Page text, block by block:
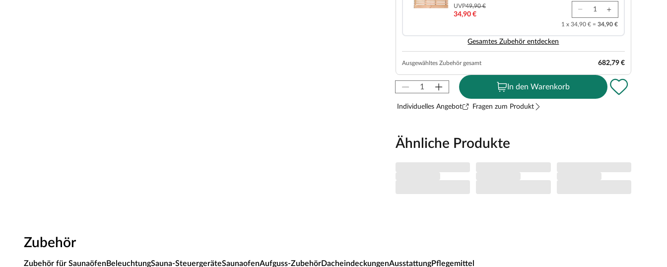
UVP49,90 €
34,90 €
1 x 34,90 € = 34,90 €
Gesamtes Zubehör entdecken
Ausgewähltes Zubehör gesamt 682,79 €
In den Warenkorb
Individuelles Angebot Fragen zum Produkt
Ähnliche Produkte
Zubehör
Zubehör für Saunaöfen BeleuchtungSauna-SteuergeräteSaunaofenAufguss-ZubehörDacheindeckungenAusstattungPflegemittel